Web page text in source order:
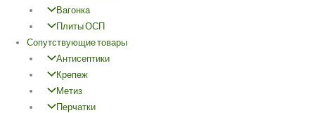
Вагонка
Плиты ОСП
Сопутствующие товары
Антисептики
Крепеж
Метиз
Перчатки